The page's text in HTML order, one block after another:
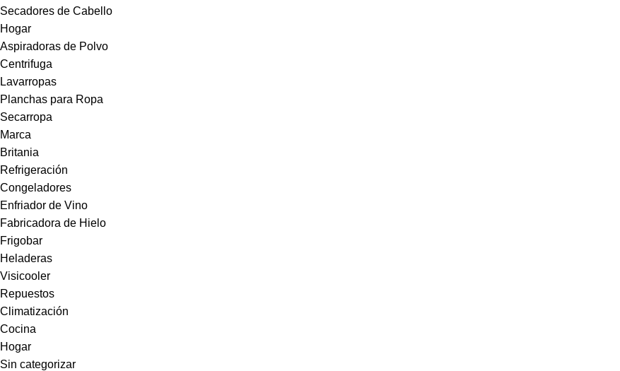
Secadores de Cabello
Hogar
Aspiradoras de Polvo
Centrifuga
Lavarropas
Planchas para Ropa
Secarropa
Marca
Britania
Refrigeración
Congeladores
Enfriador de Vino
Fabricadora de Hielo
Frigobar
Heladeras
Visicooler
Repuestos
Climatización
Cocina
Hogar
Sin categorizar